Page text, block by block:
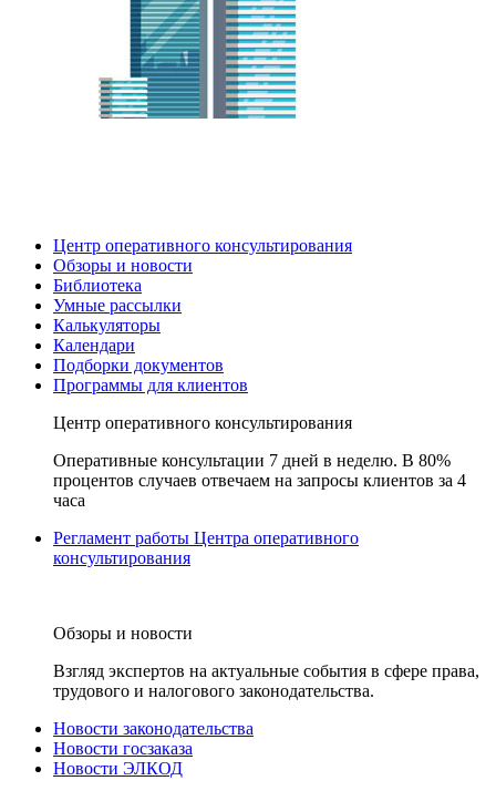
Центр оперативного консультирования
Обзоры и новости
Библиотека
Умные рассылки
Калькуляторы
Календари
Подборки документов
Программы для клиентов
Центр оперативного консультирования
Оперативные консультации 7 дней в неделю. В 80%
процентов случаев отвечаем на запросы клиентов за 4
часа
Регламент работы Центра оперативного
консультирования
Обзоры и новости
Взгляд экспертов на актуальные события в сфере права,
трудового и налогового законодательства.
Новости законодательства
Новости госзаказа
Новости ЭЛКОД